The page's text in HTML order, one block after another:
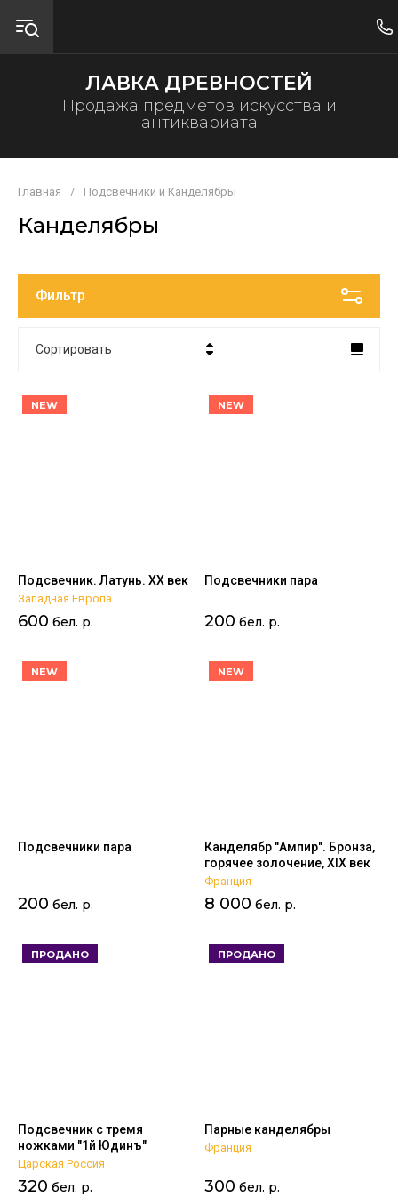
ЛАВКА ДРЕВНОСТЕЙ
Продажа предметов искусства и
антиквариата
Главная / Подсвечники и Канделябры
Канделябры
Фильтр
Сортировать
Цена - возрастание
NEW
Подсвечник. Латунь. XX век
Западная Европа
600 бел. р.
NEW
Подсвечники пара
200 бел. р.
NEW
Подсвечники пара
200 бел. р.
NEW
Канделябр "Ампир". Бронза,
горячее золочение, XIX век
Франция
8 000 бел. р.
ПРОДАНО
Подсвечник с тремя
ножками "1й Юдинъ"
Царская Россия
320 бел. р.
ПРОДАНО
Парные канделябры
Франция
300 бел. р.